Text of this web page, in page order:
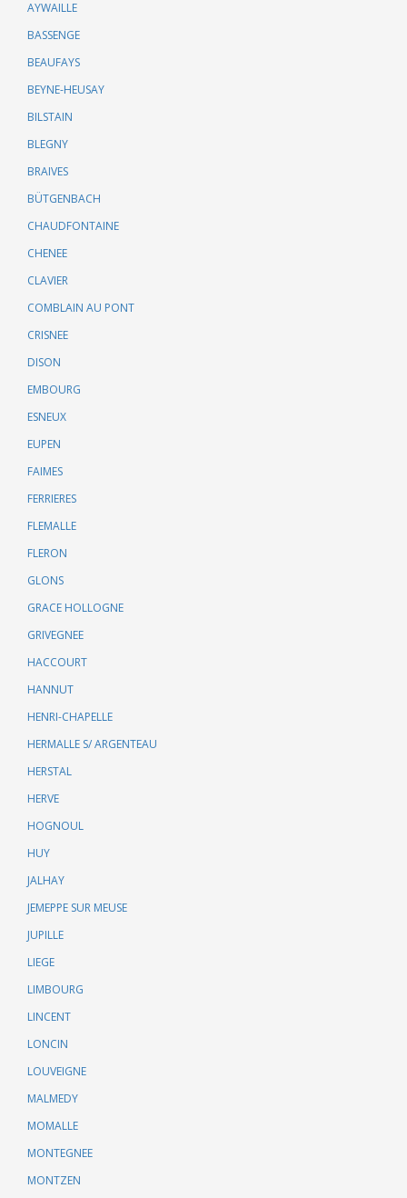
AYWAILLE
BASSENGE
BEAUFAYS
BEYNE-HEUSAY
BILSTAIN
BLEGNY
BRAIVES
BÜTGENBACH
CHAUDFONTAINE
CHENEE
CLAVIER
COMBLAIN AU PONT
CRISNEE
DISON
EMBOURG
ESNEUX
EUPEN
FAIMES
FERRIERES
FLEMALLE
FLERON
GLONS
GRACE HOLLOGNE
GRIVEGNEE
HACCOURT
HANNUT
HENRI-CHAPELLE
HERMALLE S/ ARGENTEAU
HERSTAL
HERVE
HOGNOUL
HUY
JALHAY
JEMEPPE SUR MEUSE
JUPILLE
LIEGE
LIMBOURG
LINCENT
LONCIN
LOUVEIGNE
MALMEDY
MOMALLE
MONTEGNEE
MONTZEN